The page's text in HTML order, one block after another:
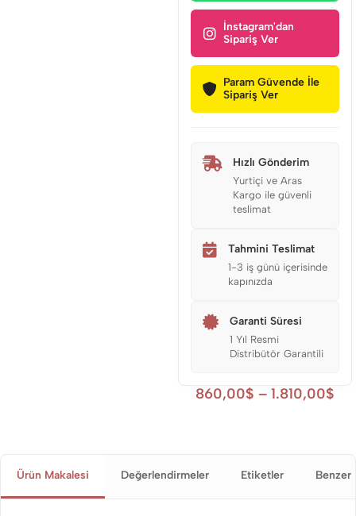
İnstagram'dan
Sipariş Ver
Param Güvende İle
Sipariş Ver
Hızlı Gönderim
Yurtiçi ve Aras
Kargo ile güvenli
teslimat
Tahmini Teslimat
1-3 iş günü içerisinde
kapınızda
Garanti Süresi
1 Yıl Resmi
Distribütör Garantili
860,00$ – 1.810,00$
Ürün Makalesi Değerlendirmeler Etiketler Benzer